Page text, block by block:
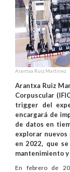
Arantxa Ruiz Martínez
Arantxa Ruiz
Corpuscular
trigger del
encargará de
de datos en
explorar nuevos
en 2022, que
mantenimiento
En febrero de